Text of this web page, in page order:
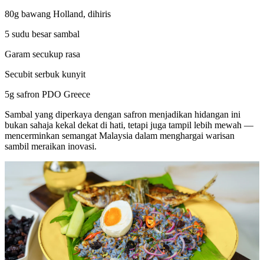
80g bawang Holland, dihiris
5 sudu besar sambal
Garam secukup rasa
Secubit serbuk kunyit
5g safron PDO Greece
Sambal yang diperkaya dengan safron menjadikan hidangan ini
bukan sahaja kekal dekat di hati, tetapi juga tampil lebih mewah —
mencerminkan semangat Malaysia dalam menghargai warisan
sambil meraikan inovasi.